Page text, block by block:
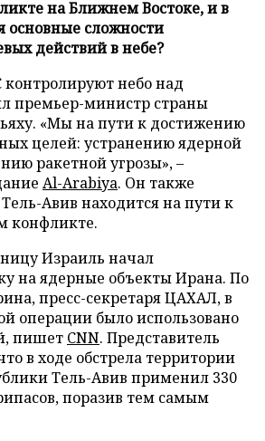
на Ближнем Востоке, и в
основные сложности
действий в небе?
небо над
премьер-министр страны
«Мы на пути к достижению
целей: устранению ядерной
ракетной угрозы», –
Al-Arabiya. Он также
Авив находится на пути к
конфликте.
Израиль начал
на ядерные объекты Ирана. По
пресс-секретаря ЦАХАЛ, в
операции было использовано
пишет CNN. Представитель
в ходе обстрела территории
Тель-Авив применил 330
поразив тем самым